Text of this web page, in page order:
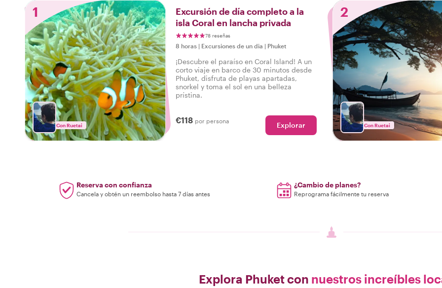
1
Con Ruetai
Excursión de día completo a la
isla Coral en lancha privada
78 reseñas
8 horas | Excursiones de un dia | Phuket
¡Descubre el paraíso en Coral Island! A un
corto viaje en barco de 30 minutos desde
Phuket, disfruta de playas apartadas,
snorkel y toma el sol en una belleza
prístina.
€118 por persona Explorar
2
Con Ruetai
Reserva con confianza
Cancela y obtén un reembolso hasta 7 días antes
¿Cambio de planes?
Reprograma fácilmente tu reserva
Explora Phuket con nuestros increíbles